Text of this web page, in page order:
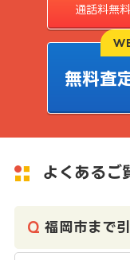
通話料無
無料査
よくあるご
福岡市まで